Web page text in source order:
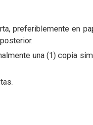
preferiblemente en
una (1) copia